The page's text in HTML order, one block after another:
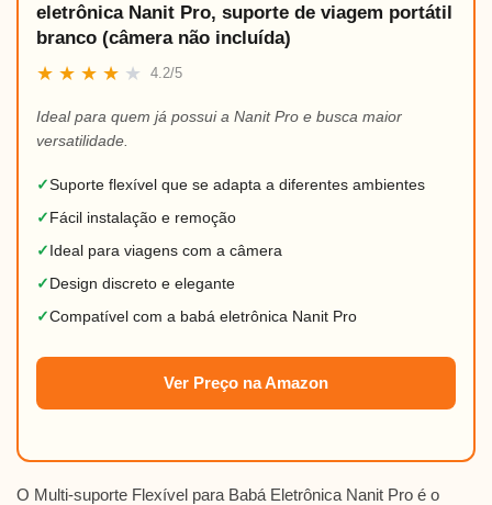
eletrônica Nanit Pro, suporte de viagem portátil
branco (câmera não incluída)
★ ★ ★ ★ ★ 4.2/5
Ideal para quem já possui a Nanit Pro e busca maior
versatilidade.
✓Suporte flexível que se adapta a diferentes ambientes
✓ Fácil instalação e remoção
✓ Ideal para viagens com a câmera
✓ Design discreto e elegante
✓Compatível com a babá eletrônica Nanit Pro
Ver Preço na Amazon
O Multi-suporte Flexível para Babá Eletrônica Nanit Pro é o